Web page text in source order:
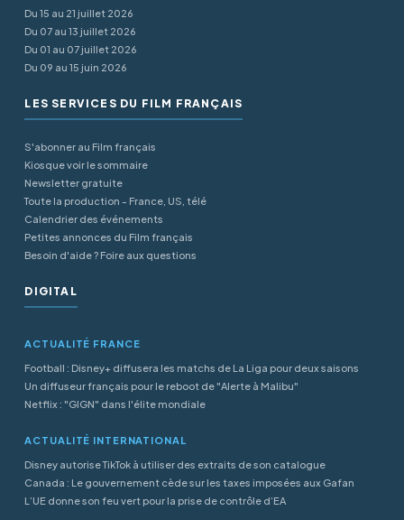
Du 15 au 21 juillet 2026
Du 07 au 13 juillet 2026
Du 01 au 07 juillet 2026
Du 09 au 15 juin 2026
LES SERVICES DU FILM FRANÇAIS
S'abonner au Film français
Kiosque voir le sommaire
Newsletter gratuite
Toute la production - France, US, télé
Calendrier des événements
Petites annonces du Film français
Besoin d'aide ? Foire aux questions
DIGITAL
ACTUALITÉ FRANCE
Football : Disney+ diffusera les matchs de La Liga pour deux saisons
Un diffuseur français pour le reboot de "Alerte à Malibu"
Netflix : "GIGN" dans l'élite mondiale
ACTUALITÉ INTERNATIONAL
Disney autorise TikTok à utiliser des extraits de son catalogue
Canada : Le gouvernement cède sur les taxes imposées aux Gafan
L’UE donne son feu vert pour la prise de contrôle d’EA